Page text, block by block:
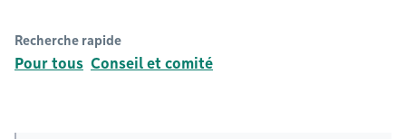
Recherche rapide
Pour tous Conseil et comité